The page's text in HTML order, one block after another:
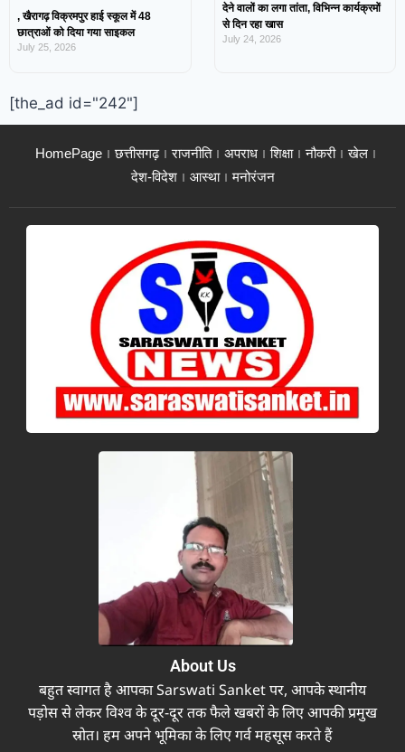
, खैरागढ़ विक्रमपुर हाई स्कूल में 48
छात्राओं को दिया गया साइकल
July 25, 2026
देने वालों का लगा तांता, विभिन्न कार्यक्रमों
से दिन रहा खास
July 24, 2026
[the_ad id="242"]
HomePage छत्तीसगढ़ राजनीति अपराध शिक्षा नौकरी
खेल
देश-विदेश
आस्था मनोरंजन
About Us
बहुत स्वागत है आपका Sarswati Sanket पर, आपके स्थानीय
पड़ोस से लेकर विश्व के दूर-दूर तक फैले खबरों के लिए आपकी प्रमुख
स्रोत। हम अपने भूमिका के लिए गर्व महसूस करते हैं